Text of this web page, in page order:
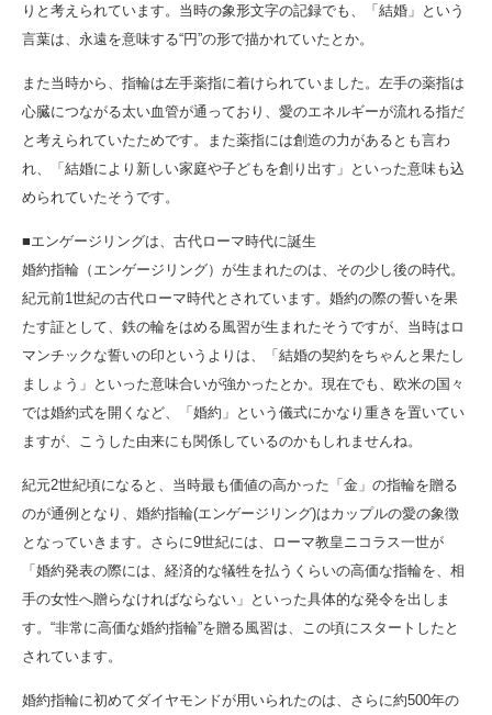
りと考えられています。当時の象形文字の記録でも、「結婚」という
言葉は、永遠を意味する“円”の形で描かれていたとか。
また当時から、指輪は左手薬指に着けられていました。左手の薬指は
心臓につながる太い血管が通っており、愛のエネルギーが流れる指だ
と考えられていたためです。また薬指には創造の力があるとも言わ
れ、「結婚により新しい家庭や子どもを創り出す」といった意味も込
められていたそうです。
■エンゲージリングは、古代ローマ時代に誕生
婚約指輪（エンゲージリング）が生まれたのは、その少し後の時代。
紀元前1世紀の古代ローマ時代とされています。婚約の際の誓いを果
たす証として、鉄の輪をはめる風習が生まれたそうですが、当時はロ
マンチックな誓いの印というよりは、「結婚の契約をちゃんと果たし
ましょう」といった意味合いが強かったとか。現在でも、欧米の国々
では婚約式を開くなど、「婚約」という儀式にかなり重きを置いてい
ますが、こうした由来にも関係しているのかもしれませんね。
紀元2世紀頃になると、当時最も価値の高かった「金」の指輪を贈る
のが通例となり、婚約指輪(エンゲージリング)はカップルの愛の象徴
となっていきます。さらに9世紀には、ローマ教皇ニコラス一世が
「婚約発表の際には、経済的な犠牲を払うくらいの高価な指輪を、相
手の女性へ贈らなければならない」といった具体的な発令を出しま
す。“非常に高価な婚約指輪”を贈る風習は、この頃にスタートしたと
されています。
婚約指輪に初めてダイヤモンドが用いられたのは、さらに約500年の